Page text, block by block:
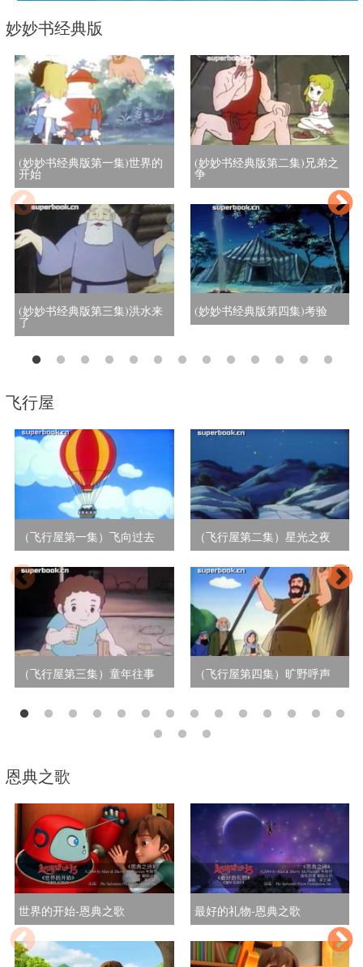
妙妙书经典版
(妙妙书经典版第一集)世界的
开始
(妙妙书经典版第二集)兄弟之
争
(妙妙书经典版第三集)洪水来
了
(妙妙书经典版第四集)考验
飞行屋
（飞行屋第一集）飞向过去 （飞行屋第二集）星光之夜
（飞行屋第三集）童年往事 （飞行屋第四集）旷野呼声
恩典之歌
世界的开始-恩典之歌 最好的礼物-恩典之歌